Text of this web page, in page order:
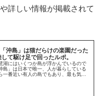
詳しい情報が掲載されて
沖島」は猫だらけの楽園だった
て駆け足で回ったルポ。
湖にはいくつか島が浮かんでいるので
島」は日本で唯一、人が暮らしている
一番近い有人の島でもあり、最も気軽